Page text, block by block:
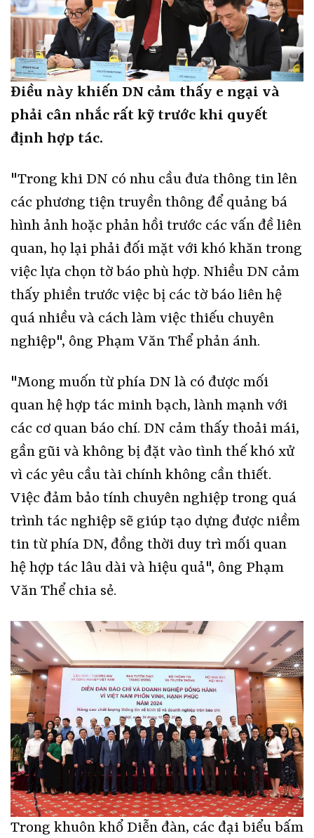
Điều này khiến DN cảm thấy e ngại và
phải cân nhắc rất kỹ trước khi quyết
định hợp tác.
"Trong khi DN có nhu cầu đưa thông tin lên
các phương tiện truyền thông để quảng bá
hình ảnh hoặc phản hồi trước các vấn đề liên
quan, họ lại phải đối mặt với khó khăn trong
việc lựa chọn tờ báo phù hợp. Nhiều DN cảm
thấy phiền trước việc bị các tờ báo liên hệ
quá nhiều và cách làm việc thiếu chuyên
nghiệp", ông Phạm Văn Thể phản ánh.
"Mong muốn từ phía DN là có được mối
quan hệ hợp tác minh bạch, lành mạnh với
các cơ quan báo chí. DN cảm thấy thoải mái,
gần gũi và không bị đặt vào tình thế khó xử
vì các yêu cầu tài chính không cần thiết.
Việc đảm bảo tính chuyên nghiệp trong quá
trình tác nghiệp sẽ giúp tạo dựng được niềm
tin từ phía DN, đồng thời duy trì mối quan
hệ hợp tác lâu dài và hiệu quả", ông Phạm
Văn Thể chia sẻ.
Trong khuôn khổ Diễn đàn, các đại biểu bấm